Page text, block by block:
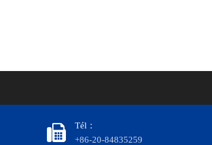
Tél：
+86-20-84835259